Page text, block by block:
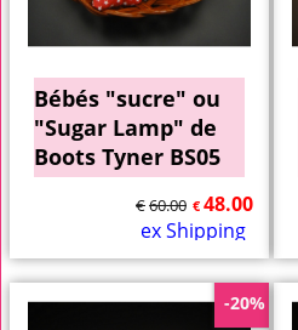
Bébés "sucre" ou
"Sugar Lamp" de
Boots Tyner BS05
€60.00 € 48.00
ex Shipping
-20%